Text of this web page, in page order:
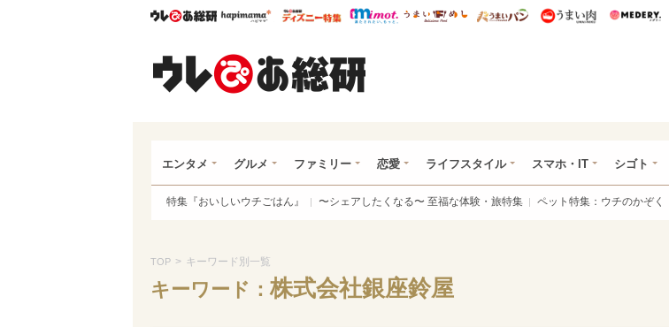
ウレぴあ総研ハピママ* ウレぴあ総研 ディズニー特集
mimot. うまいめし うまいパン うまい肉
エンタメ グルメ ファミリー 恋愛 ライフスタイル スマホ・IT シゴト
特集『おいしいウチごはん』 〜シェアしたくなる〜 至福な体験・旅特集 ペット特集：ウチのかぞく
TOP > キーワード別一覧
キーワード：株式会社銀座鈴屋